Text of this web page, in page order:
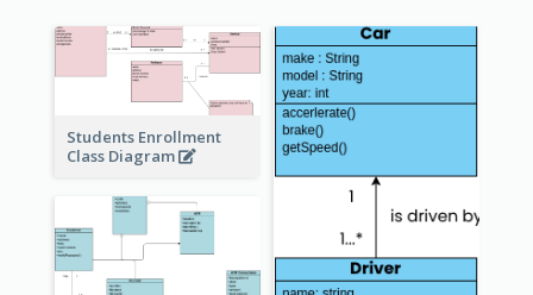
Students Enrollment
Class Diagram